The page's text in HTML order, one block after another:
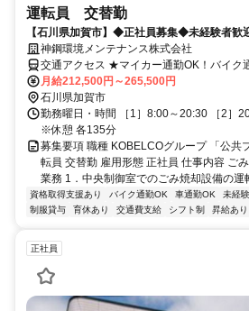
運転員 交替勤
【石川県加賀市】◆正社員募集◆未経験者歓
収入で長く働けます◆充実の福利厚生
神鋼環境メンテナンス株式会社
交通アクセス ★マイカー通勤OK！バイク
輪場補助、エコ通勤手当有り）会社規定に
月給212,500円～265,500円
石川県加賀市
勤務曜日・時間 ［1］8:00～20:30 ［2］
※休憩 各135分
募集要項 職種 KOBELCOグループ 「公共
転員 交替勤 雇用形態 正社員 仕事内容 ご
業務 1．中央制御室でのごみ焼却設備の運
資格取得支援あり バイク通勤OK 車通勤OK 未経
制服貸与
育休あり 交通費支給 シフト制 昇給あり
正社員